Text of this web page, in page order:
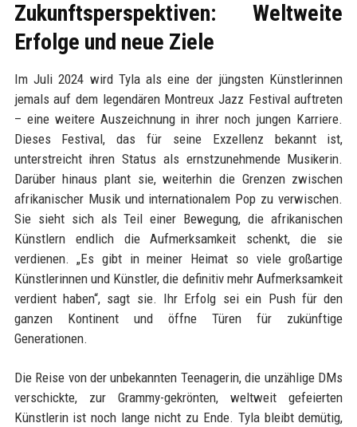
Zukunftsperspektiven: Weltweite
Erfolge und neue Ziele
Im Juli 2024 wird Tyla als eine der jüngsten Künstlerinnen
jemals auf dem legendären Montreux Jazz Festival auftreten
– eine weitere Auszeichnung in ihrer noch jungen Karriere.
Dieses Festival, das für seine Exzellenz bekannt ist,
unterstreicht ihren Status als ernstzunehmende Musikerin.
Darüber hinaus plant sie, weiterhin die Grenzen zwischen
afrikanischer Musik und internationalem Pop zu verwischen.
Sie sieht sich als Teil einer Bewegung, die afrikanischen
Künstlern endlich die Aufmerksamkeit schenkt, die sie
verdienen. „Es gibt in meiner Heimat so viele großartige
Künstlerinnen und Künstler, die definitiv mehr Aufmerksamkeit
verdient haben“, sagt sie. Ihr Erfolg sei ein Push für den
ganzen Kontinent und öffne Türen für zukünftige
Generationen.
Die Reise von der unbekannten Teenagerin, die unzählige DMs
verschickte, zur Grammy-gekrönten, weltweit gefeierten
Künstlerin ist noch lange nicht zu Ende. Tyla bleibt demütig,